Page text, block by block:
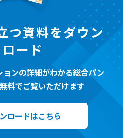
つ資料をダウン
ロード
ョンの詳細がわかる総合パン
料でご覧いただけます
ロードはこちら